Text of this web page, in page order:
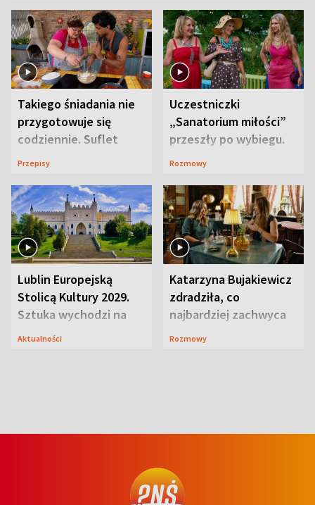
Takiego śniadania nie
przygotowuje się
codziennie. Suflet
serowy zachwyca
Przepisy
Uczestniczki
„Sanatorium miłości”
przeszły po wybiegu.
Te stylizacje
Rozmowy
Lublin Europejską
Stolicą Kultury 2029.
Sztuka wychodzi na
ulice
Aktualności
Katarzyna Bujakiewicz
zdradziła, co
najbardziej zachwyca
ją w Lublinie
Rozmowy